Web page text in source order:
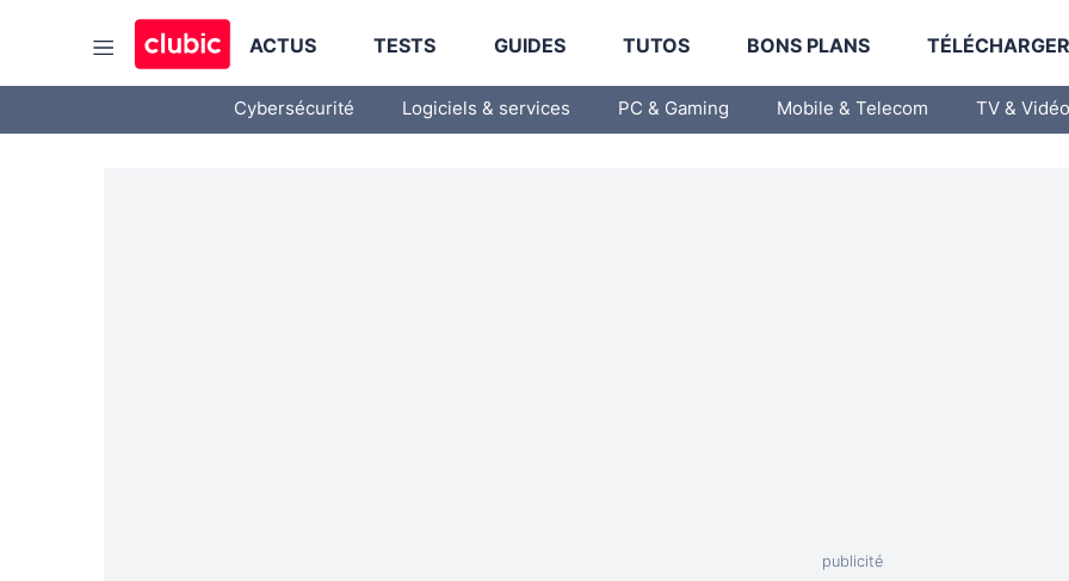
ACTUS TESTS GUIDES TUTOS BONS PLANS
Cybersécurité Logiciels & services PC & Gaming Mobile & Telecom TV & Vidéo